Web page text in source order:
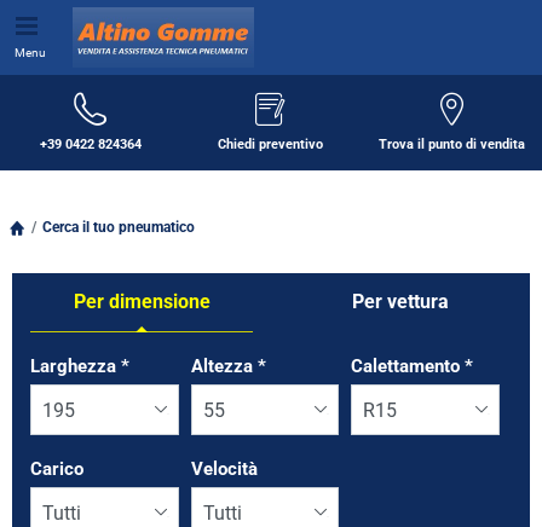
Menu
+39 0422 824364 Chiedi preventivo Trova il punto di vendita
Cerca il tuo pneumatico
Per dimensione Per vettura
Tab updated: Per dimensione
Larghezza * Altezza * Calettamento*
Carico Velocità